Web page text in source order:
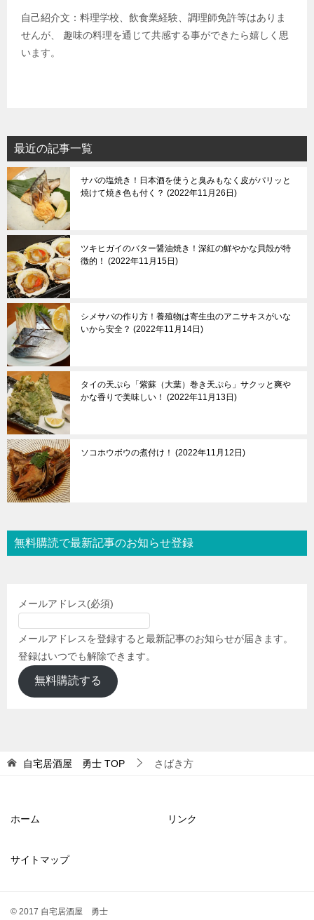
自己紹介文：料理学校、飲食業経験、調理師免許等はありま
せんが、 趣味の料理を通じて共感する事ができたら嬉しく思
います。
最近の記事一覧
サバの塩焼き！日本酒を使うと臭みもなく皮がパリッと
焼けて焼き色も付く？
2022年11月26日
ツキヒガイのバター醤油焼き！深紅の鮮やかな貝殻が特
徴的！
2022年11月15日
シメサバの作り方！養殖物は寄生虫のアニサキスがいな
いから安全？
2022年11月14日
タイの天ぷら「紫蘇（大葉）巻き天ぷら」サクッと爽や
かな香りで美味しい！
2022年11月13日
ソコホウボウの煮付け！ 2022年11月12日
無料購読で最新記事のお知らせ登録
メールアドレス(必須)
メールアドレスを登録すると最新記事のお知らせが届きます。
登録はいつでも解除できます。
無料購読する
自宅居酒屋 勇士 TOP さばき方
ホーム リンク
サイトマップ
© 2017 自宅居酒屋 勇士